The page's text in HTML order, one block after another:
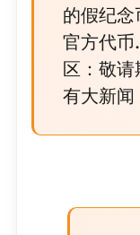
的假纪
官方代
区：敬
有大新闻